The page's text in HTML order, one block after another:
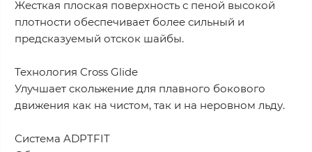
Жесткая плоская поверхность с пеной высокой
плотности обеспечивает более сильный и
предсказуемый отскок шайбы.
Технология Cross Glide
Улучшает скольжение для плавного бокового
движения как на чистом, так и на неровном льду.
Система ADPTFIT